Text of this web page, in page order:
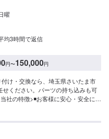
曜
均3時間で返信
円〜150,000円
け・交換なら、埼玉県さいたま市
ください。パーツの持ち込みも可
社の特徴>◾お客様に安心・安全にお
すく説明いたしますので、その都